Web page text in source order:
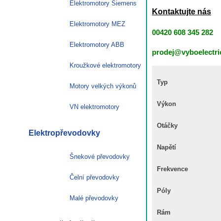
Kontaktujte nás
00420 608 345 282
Typ
Výkon
Otáčky
Napětí
Frekvence
Póly
Rám
Elektromotory Siemens
Elektromotory MEZ
Elektromotory ABB
Kroužkové elektromotory
Motory velkých výkonů
VN elektromotory
Elektropřevodovky
Šnekové převodovky
Čelní převodovky
Malé převodovky